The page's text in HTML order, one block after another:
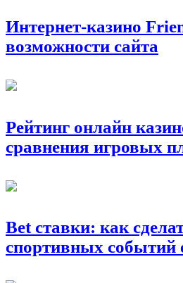
Интернет-казино
возможности сайта
Рейтинг онлайн
сравнения игровых
Bet ставки: как
спортивных событий